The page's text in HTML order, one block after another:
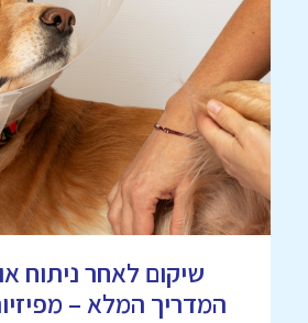
שיקום לאחר ניתוח
המדריך המלא –